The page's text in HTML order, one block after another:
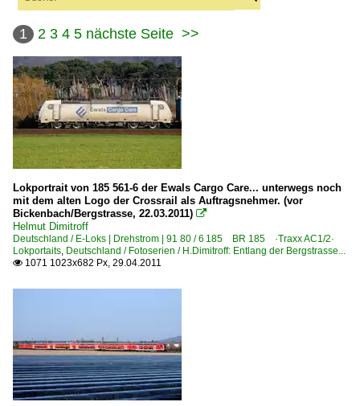
Deutschland
Bahndienstfahrzeuge
P&T Universalstopfmaschinen (USM)
Bahnhöfe (A - E)
Darmstadt Hbf ·FD·
Bahntechnische Anlagen und Kunstbauten
Stellwerke
Wassertürme und -kräne
1 266 BR 266 ·JT42CWR(M/-T1)· Class 66
1 275 BR 275 ·G 1206·
2009
2010
2011
1 2 3 4 5 nächste Seite >>
Lokportrait von 185 561-6 der Ewals Cargo Care... unterwegs noch
mit dem alten Logo der Crossrail als Auftragsnehmer. (vor
Bickenbach/Bergstrasse, 22.03.2011) 
Helmut Dimitroff
Deutschland / E-Loks | Drehstrom | 91 80 / 6 185 BR 185 ·Traxx AC1/2·
Lokportaits, Deutschland / Fotoserien / H.Dimitroff: Entlang der Bergstrasse...
 1071 1023x682 Px, 29.04.2011